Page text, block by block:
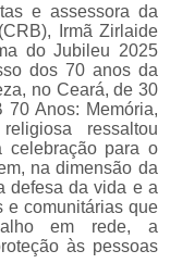
e assessora da
Irmã Zirlaide
do Jubileu 2025
dos 70 anos da
no Ceará, de 30
Anos: Memória,
ressaltou
celebração para o
na dimensão da
defesa da vida e a
e comunitárias que
em rede, a
às pessoas